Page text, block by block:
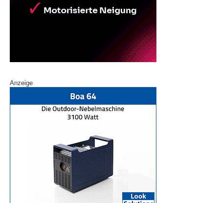
Anzeige